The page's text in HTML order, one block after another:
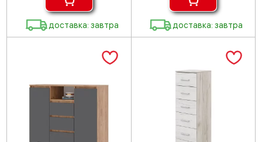
доставка: завтра доставка: завтра